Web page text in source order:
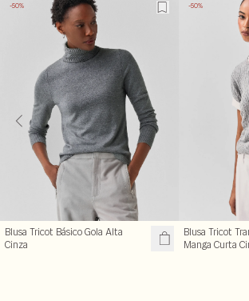
-50%
Blusa Tricot Básico Gola Alta
Cinza
-50%
Blusa Tricot
Manga Curta